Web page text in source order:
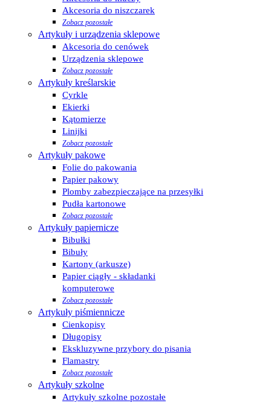
Akcesoria do niszczarek
Zobacz pozostałe
Artykuły i urządzenia sklepowe
Akcesoria do cenówek
Urządzenia sklepowe
Zobacz pozostałe
Artykuły kreślarskie
Cyrkle
Ekierki
Kątomierze
Linijki
Zobacz pozostałe
Artykuły pakowe
Folie do pakowania
Papier pakowy
Plomby zabezpieczające na przesyłki
Pudła kartonowe
Zobacz pozostałe
Artykuły papiernicze
Bibułki
Bibuły
Kartony (arkusze)
Papier ciągły - składanki
komputerowe
Zobacz pozostałe
Artykuły piśmiennicze
Cienkopisy
Długopisy
Ekskluzywne przybory do pisania
Flamastry
Zobacz pozostałe
Artykuły szkolne
Artykuły szkolne pozostałe